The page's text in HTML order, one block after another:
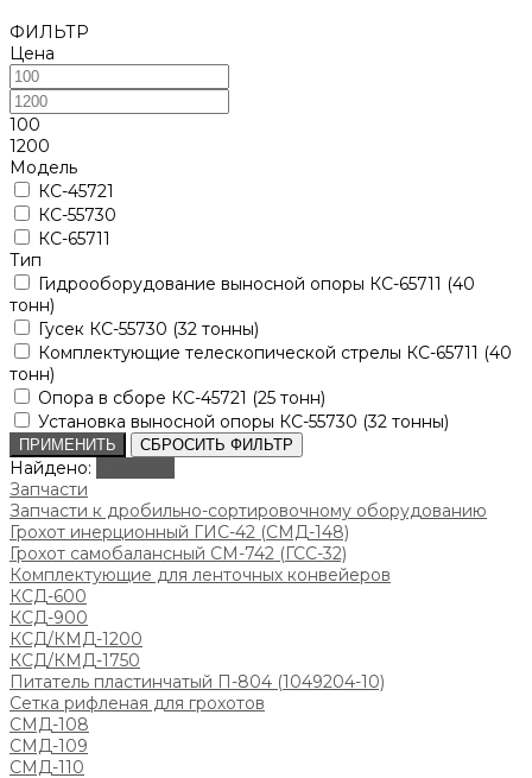
ФИЛЬТР
Цена
100
1200
Модель
КС-45721
КС-55730
КС-65711
Тип
Гидрооборудование выносной опоры КС-65711 (40
тонн)
Гусек КС-55730 (32 тонны)
Комплектующие телескопической стрелы КС-65711 (40
тонн)
Опора в сборе КС-45721 (25 тонн)
Установка выносной опоры КС-55730 (32 тонны)
ПРИМЕНИТЬ СБРОСИТЬ ФИЛЬТР
Найдено:
Запчасти
Запчасти к дробильно-сортировочному оборудованию
Грохот инерционный ГИС-42 (СМД-148)
Грохот самобалансный СМ-742 (ГСС-32)
Комплектующие для ленточных конвейеров
КСД-600
КСД-900
КСД/КМД-1200
КСД/КМД-1750
Питатель пластинчатый П-804 (1049204-10)
Сетка рифленая для грохотов
СМД-108
СМД-109
СМД-110